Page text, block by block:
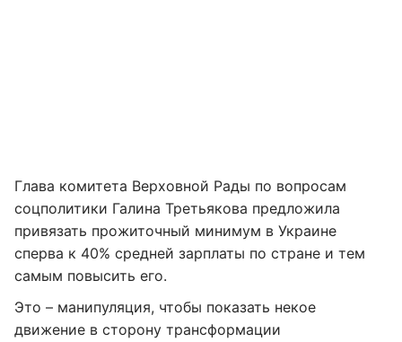
Глава комитета Верховной Рады по вопросам
соцполитики Галина Третьякова предложила
привязать прожиточный минимум в Украине
сперва к 40% средней зарплаты по стране и тем
самым повысить его.
Это – манипуляция, чтобы показать некое
движение в сторону трансформации